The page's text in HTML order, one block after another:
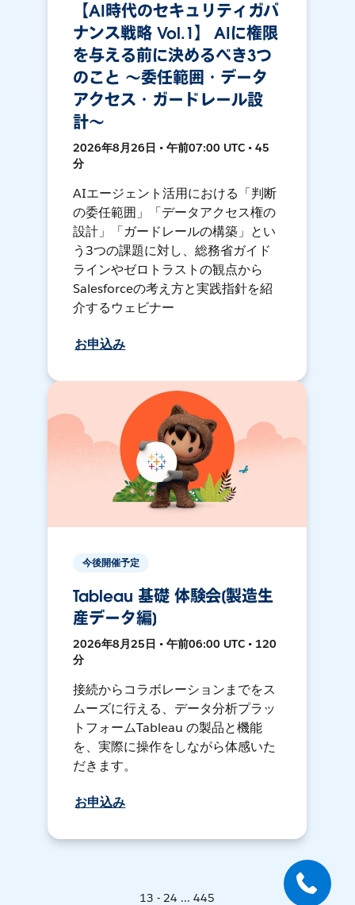
【AI時代のセキュリティガバ
ナンス戦略 Vol.1】 AIに権限
を与える前に決めるべき3つ
のこと 〜委任範囲・データ
アクセス・ガードレール設
計〜
2026年8月26日 • 午前07:00 UTC • 45
分
AIエージェント活用における「判断
の委任範囲」「データアクセス権の
設計」「ガードレールの構築」とい
う3つの課題に対し、総務省ガイド
ラインやゼロトラストの観点から
Salesforceの考え方と実践指針を紹
介するウェビナー
お申込み
今後開催予定
Tableau 基礎 体験会[製造生
産データ編]
2026年8月25日 • 午前06:00 UTC • 120
分
接続からコラボレーションまでをス
ムーズに行える、データ分析プラッ
トフォームTableau の製品と機能
を、実際に操作をしながら体感いた
だきます。
お申込み
13 - 24 ... 445